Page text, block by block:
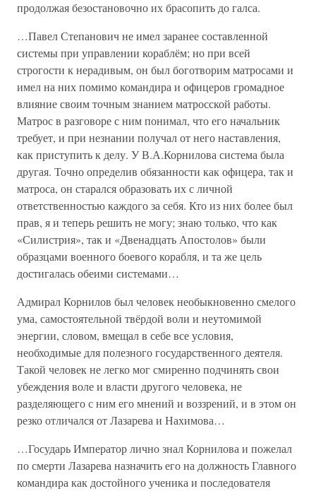
продолжая безостановочно их брасопить до галса.
…Павел Степанович не имел заранее составленной
системы при управлении кораблём; но при всей
строгости к нерадивым, он был боготворим матросами и
имел на них помимо командира и офицеров громадное
влияние своим точным знанием матросской работы.
Матрос в разговоре с ним понимал, что его начальник
требует, и при незнании получал от него наставления,
как приступить к делу. У В.А.Корнилова система была
другая. Точно определив обязанности как офицера, так и
матроса, он старался образовать их с личной
ответственностью каждого за себя. Кто из них более был
прав, я и теперь решить не могу; знаю только, что как
«Силистрия», так и «Двенадцать Апостолов» были
образцами военного боевого корабля, и та же цель
достигалась обеими системами…
Адмирал Корнилов был человек необыкновенно смелого
ума, самостоятельной твёрдой воли и неутомимой
энергии, словом, вмещал в себе все условия,
необходимые для полезного государственного деятеля.
Такой человек не легко мог смиренно подчинять свои
убеждения воле и власти другого человека, не
разделяющего с ним его мнений и воззрений, и в этом он
резко отличался от Лазарева и Нахимова…
…Государь Император лично знал Корнилова и пожелал
по смерти Лазарева назначить его на должность Главного
командира как достойного ученика и последователя